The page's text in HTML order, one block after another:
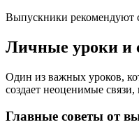
Выпускники рекомендуют
Личные уроки и
Один из важных уроков,
создает неоценимые
Главные советы от